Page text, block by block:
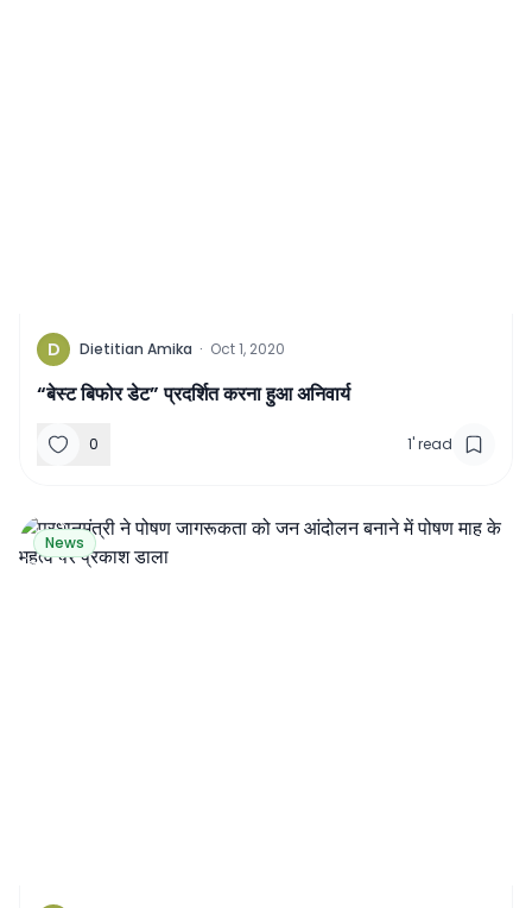
D Dietitian Amika · Oct 1, 2020
“बेस्ट बिफोर डेट” प्रदर्शित करना हुआ अनिवार्य
0 1'read
News